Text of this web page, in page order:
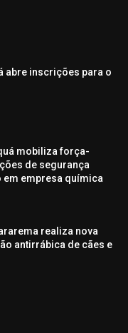
abre inscrições para o
mobiliza força-
de segurança
em empresa química
realiza nova
antirrábica de cães e